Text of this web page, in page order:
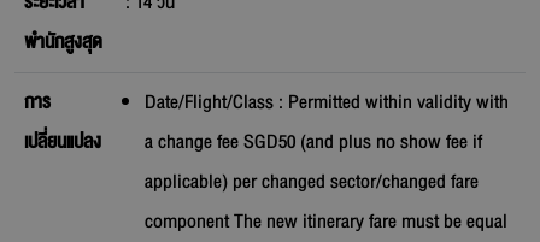
พำนักสูงสุด
การ
เปลี่ยนแปลง
Date/Flight/Class : Permitted within validity with
a change fee SGD50 (and plus no show fee if
applicable) per changed sector/changed fare
component The new itinerary fare must be equal